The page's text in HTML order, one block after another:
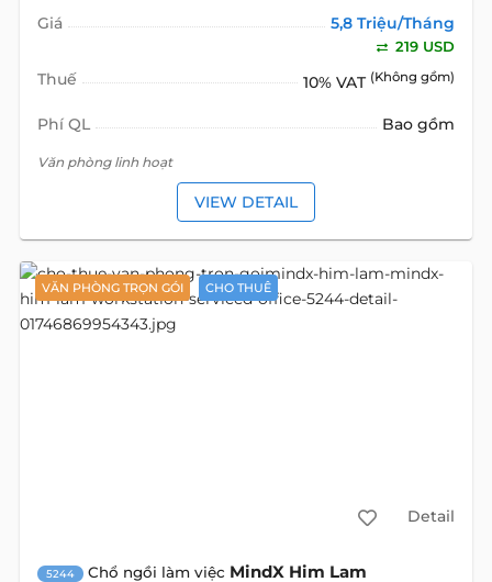
Giá
5,8 Triệu/Tháng
219 USD
Thuế 10% VAT (Không gồm)
Phí QL Bao gồm
Văn phòng linh hoạt
VIEW DETAIL
VĂN PHÒNG TRỌN GÓI CHO THUÊ
Detail
5244 Chổ ngồi làm việc MindX Him Lam